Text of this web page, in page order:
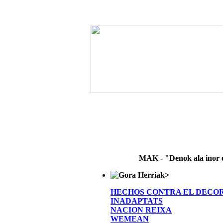
MAK - "Denok ala inor
>
HECHOS CONTRA EL
INADAPTATS
NACION REIXA
WEMEAN